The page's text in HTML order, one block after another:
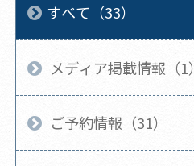
すべて（33）
メディア掲載情報（1）
ご予約情報（31）